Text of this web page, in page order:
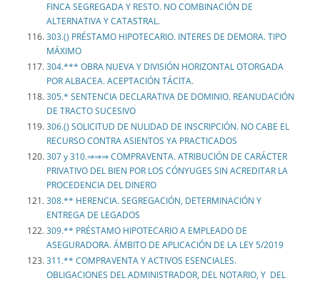
FINCA SEGREGADA Y RESTO. NO COMBINACIÓN DE
ALTERNATIVA Y CATASTRAL.
303.() PRÉSTAMO HIPOTECARIO. INTERES DE DEMORA. TIPO
MÁXIMO
304.*** OBRA NUEVA Y DIVISIÓN HORIZONTAL OTORGADA
POR ALBACEA. ACEPTACIÓN TÁCITA.
305.* SENTENCIA DECLARATIVA DE DOMINIO. REANUDACIÓN
DE TRACTO SUCESIVO
306.() SOLICITUD DE NULIDAD DE INSCRIPCIÓN. NO CABE EL
RECURSO CONTRA ASIENTOS YA PRACTICADOS
307 y 310.⇒⇒⇒ COMPRAVENTA. ATRIBUCIÓN DE CARÁCTER
PRIVATIVO DEL BIEN POR LOS CÓNYUGES SIN ACREDITAR LA
PROCEDENCIA DEL DINERO
308.** HERENCIA. SEGREGACIÓN, DETERMINACIÓN Y
ENTREGA DE LEGADOS
309.** PRÉSTAMO HIPOTECARIO A EMPLEADO DE
ASEGURADORA. ÁMBITO DE APLICACIÓN DE LA LEY 5/2019
311.** COMPRAVENTA Y ACTIVOS ESENCIALES.
OBLIGACIONES DEL ADMINISTRADOR, DEL NOTARIO, Y DEL